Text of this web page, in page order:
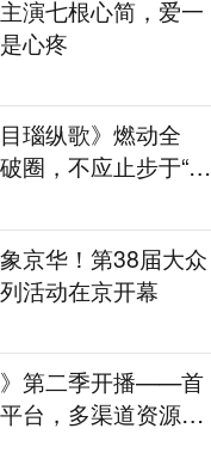
演七根心简，爱一
心疼
瑙纵歌》燃动全
圈，不应止步于“上
京华！第38届大众
活动在京开幕
》第二季开播——首
台，多渠道资源加
出圈